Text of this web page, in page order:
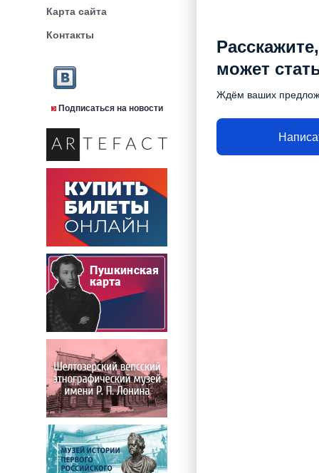
Карта сайта
Контакты
Подписаться на новости
может
Ждём ваших